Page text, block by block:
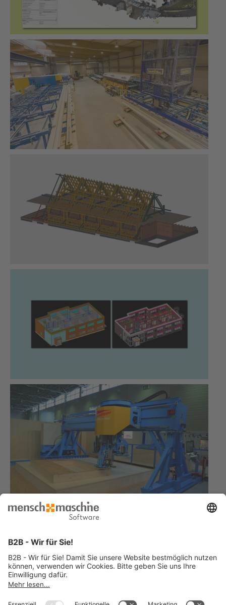
Sie haben ähnliche Anforderungen und suchen eine Lösung?
Jetzt Kontakt aufnehmen